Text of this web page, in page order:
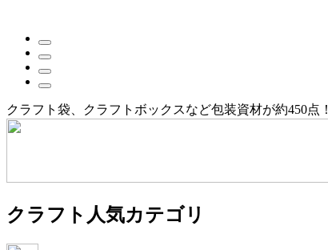
クラフト袋、クラフトボックスなど包装資材が約450点！
クラフト人気カテゴリ